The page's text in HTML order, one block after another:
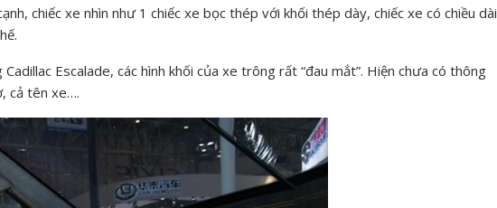
chiếc xe nhìn như 1 chiếc xe bọc thép với khối thép dày, chiếc xe có chiều dài
Escalade, các hình khối của xe trông rất “đau mắt”. Hiện chưa có thông
cả tên xe….